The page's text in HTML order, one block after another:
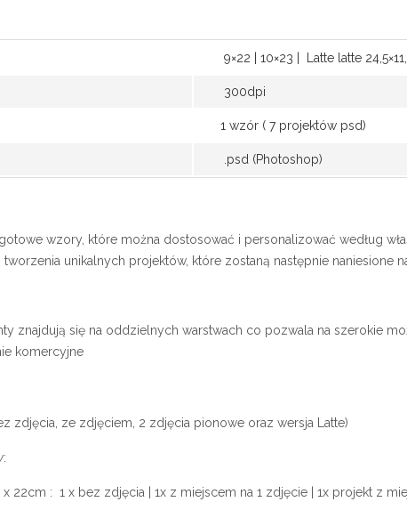
9×22 | 10×23 | Latte latte
300dpi
1 wzór ( 7 projektów psd)
.psd (Photoshop)
wzory, które można dostosować i personalizować według
unikalnych projektów, które zostaną następnie naniesione
znajdują się na oddzielnych warstwach co pozwala na szerokie
komercyjne
zdjęcia, ze zdjęciem, 2 zdjęcia pionowe oraz wersja Latte)
:
22cm : 1 x bez zdjęcia | 1x z miejscem na 1 zdjęcie | 1x projekt z